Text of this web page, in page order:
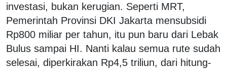
investasi, bukan kerugian. Seperti MRT,
Pemerintah Provinsi DKI Jakarta mensubsidi
Rp800 miliar per tahun, itu pun baru dari Lebak
Bulus sampai HI. Nanti kalau semua rute sudah
selesai, diperkirakan Rp4,5 triliun, dari hitung-